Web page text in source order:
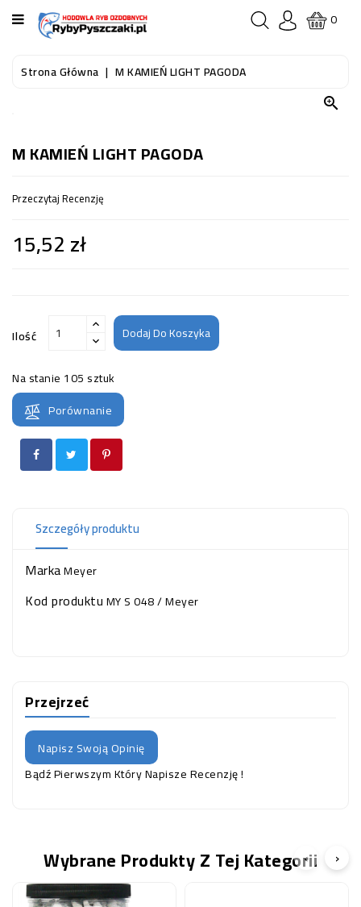
KATEGORIA
STRONA
AKWARIOWE
DO
WODNEGO
(SPRZĘT)
OCZKO
WODNE
(SPRZĘT)
KONTAKT
0
Strona Główna M KAMIEŃ LIGHT PAGODA

M KAMIEŃ LIGHT PAGODA
Przeczytaj Recenzję
15,52 zł
Ilość Dodaj Do Koszyka
Na stanie 105 sztuk
Porównanie
Szczegóły produktu
MarkaMeyer
Kod produktuMY S 048 / Meyer
Przejrzeć
Napisz Swoją Opinię
Bądź Pierwszym Który Napisze Recenzję !
Wybrane Produkty Z Tej Kategorii
‹ ›